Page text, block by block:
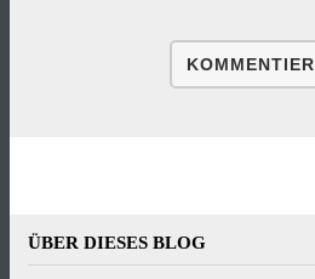
ÜBER DIESES BLOG